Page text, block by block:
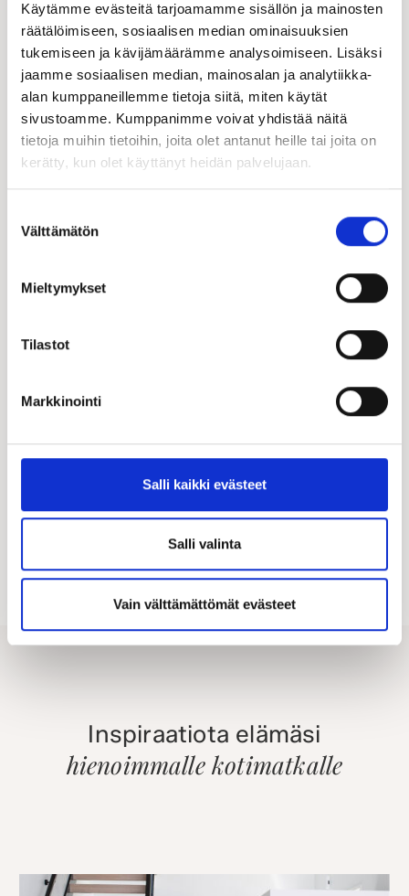
Käytämme evästeitä tarjoamamme sisällön ja mainosten
räätälöimiseen, sosiaalisen median ominaisuuksien
tukemiseen ja kävijämäärämme analysoimiseen. Lisäksi
jaamme sosiaalisen median, mainosalan ja analytiikka-
alan kumppaneillemme tietoja siitä, miten käytät
sivustoamme. Kumppanimme voivat yhdistää näitä
tietoja muihin tietoihin, joita olet antanut heille tai joita on
kerätty, kun olet käyttänyt heidän palvelujaan.
valinta
Välttämätön
Mieltymykset
Tilastot
Markkinointi
Salli kaikki evästeet
Salli valinta
Vain välttämättömät evästeet
Katso kampanjamme
asiakasedut! Täältä löydät kaikki käynnissä olevat
Inspiraatiota elämäsi
hienoimmalle kotimatkalle